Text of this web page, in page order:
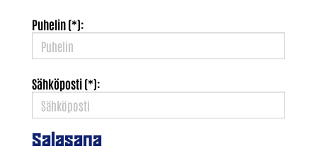
Puhelin (*):
Sähköposti (*):
Salasana